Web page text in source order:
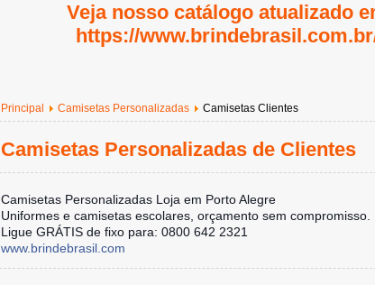
Veja nosso catálogo atualizado
https://
Principal Camisetas Personalizadas Camisetas Clientes
Camisetas Personalizadas de Clientes
Camisetas Personalizadas Loja em Porto Alegre
Uniformes e camisetas escolares, orçamento sem compromisso.
Ligue GRÁTIS de fixo para: 0800 642 2321
www.brindebrasil.com